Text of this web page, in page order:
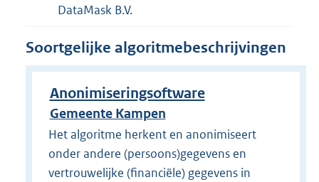
DataMask B.V.
Soortgelijke algoritmebeschrijvingen
Anonimiseringsoftware
Gemeente Kampen
Het algoritme herkent en anonimiseert
onder andere (persoons)gegevens en
vertrouwelijke (financiële) gegevens in